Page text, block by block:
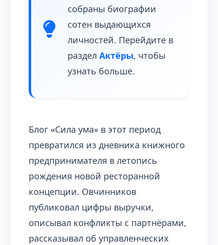
собраны биографии
сотен выдающихся
личностей. Перейдите в
разделАктёры, чтобы
узнать больше.
Блог «Сила ума» в этот период
превратился из дневника книжного
предпринимателя в летопись
рождения новой ресторанной
концепции. Овчинников
публиковал цифры выручки,
описывал конфликты с партнёрами,
рассказывал об управленческих